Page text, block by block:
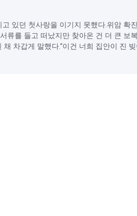
있던 첫사랑을 이기지 못했다.위암 확
류를 들고 떠났지만 찾아온 건 더 큰 보
차갑게 말했다.“이건 너희 집안이 진